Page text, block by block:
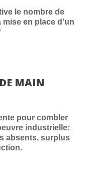
le nombre de
en place d’un
MAIN
pour combler
industrielle:
absents, surplus